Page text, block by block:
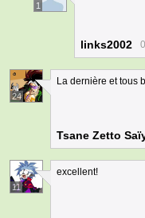
1
links2002
24
La dernière et tous
Tsane Zetto
11
excellent!